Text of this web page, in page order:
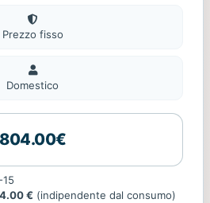
Prezzo fisso
Domestico
Domestico
804.00€
€ (indipendente dal consumo)